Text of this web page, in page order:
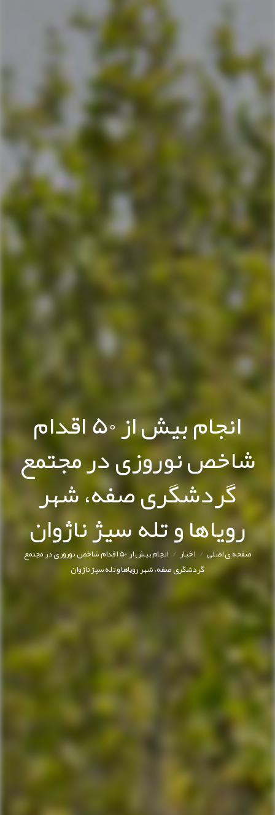
انجام بیش از 50 اقدام
شاخص نوروزی در مجتمع
گردشگری صفه، شهر
رویاها و تله سیژ ناژوان
صفحه ی اصلی/ اخبار/
انجام بیش از 50 اقدام شاخص نوروزی در مجتمع
گردشگری صفه، شهر رویاها و تله سیژ ناژوان